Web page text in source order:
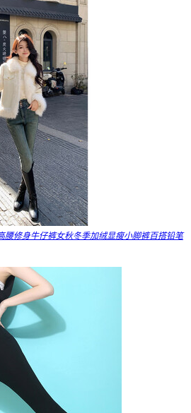
腰修身牛仔裤女秋冬季加绒显瘦小脚裤百搭铅笔